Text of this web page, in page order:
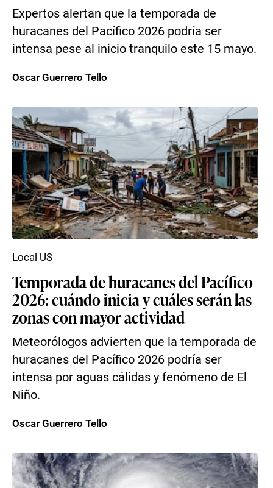
Expertos alertan que la temporada de
huracanes del Pacífico 2026 podría ser
intensa pese al inicio tranquilo este 15 mayo.
Oscar Guerrero Tello
Temporada de huracanes del Pacífico
2026: cuándo inicia y cuáles serán las
zonas con mayor actividad
Meteorólogos advierten que la temporada de
huracanes del Pacífico 2026 podría ser
intensa por aguas cálidas y fenómeno de El
Niño.
Local US
Oscar Guerrero Tello